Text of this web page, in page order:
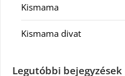
Kismama
Kismama divat
Legutóbbi bejegyzések